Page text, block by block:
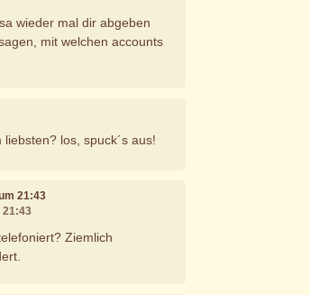
wieder mal dir abgeben
mit welchen accounts
los, spuck´s aus!
21:43
21:43
Ziemlich